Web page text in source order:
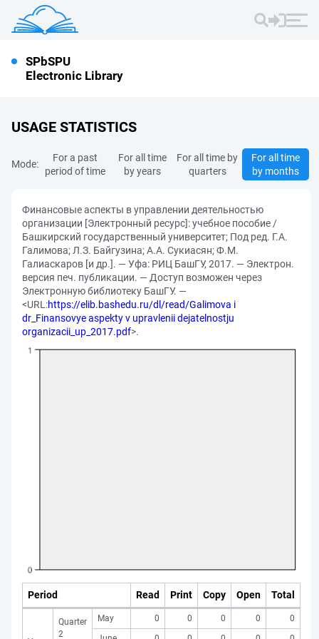
SPbSPU
Electronic Library
USAGE STATISTICS
Mode:
For a past
period of time
For all time
by years
For all time by
quarters
For all time
by months
Финансовые аспекты в управлении деятельностью
организации [Электронный ресурс]: учебное пособие /
Башкирский государственный университет; Под ред. Г.А.
Галимова; Л.З. Байгузина; А.А. Сукиасян; Ф.М.
Галиаскаров [и др.]. — Уфа: РИЦ БашГУ, 2017. — Электрон.
версия печ. публикации. — Доступ возможен через
Электронную библиотеку БашГУ. —
<URL:https://elib.bashedu.ru/dl/read/Galimova i
dr_Finansovye aspekty v upravlenii dejatelnostju
organizacii_up_2017.pdf>.
Period Read Print Copy Open Total
Quarter
2
May 0 0 0 0
0